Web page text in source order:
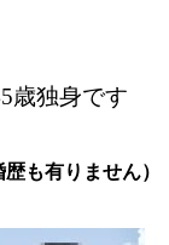
歳独身です
歴も有りません）